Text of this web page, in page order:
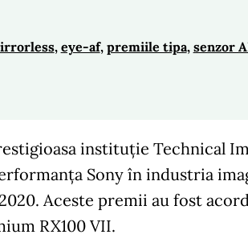
, eye-af, premiile tipa, senzor
instituție Technical
Sony în industria
Aceste premii au fost
RX100 VII.